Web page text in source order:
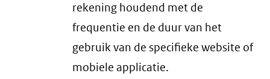
rekening houdend met de
frequentie en de duur van het
gebruik van de specifieke website of
mobiele applicatie.